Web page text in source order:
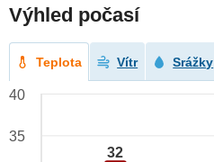
Výhled počasí
Teplota Vítr Srážky
32
40
35